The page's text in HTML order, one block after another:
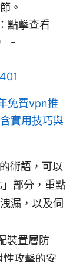
。
點擊查看
-
免費vpn推
實用技巧與
術語，可以
部分，重點
漏，以及伺
裝置層防
攻擊的安